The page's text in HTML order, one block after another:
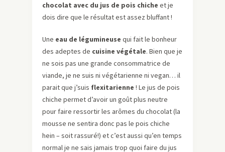
chocolat avec du jus de pois chiche et je
dois dire que le résultat est assez bluffant !
Une eau de légumineuse qui fait le bonheur
des adeptes de cuisine végétale. Bien que je
ne sois pas une grande consommatrice de
viande, je ne suis ni végétarienne ni vegan… il
parait que j’suis flexitarienne ! Le jus de pois
chiche permet d’avoir un goût plus neutre
pour faire ressortir les arômes du chocolat (la
mousse ne sentira donc pas le pois chiche
hein – soit rassuré!) et c’est aussi qu’en temps
normal je ne sais jamais trop quoi faire du jus